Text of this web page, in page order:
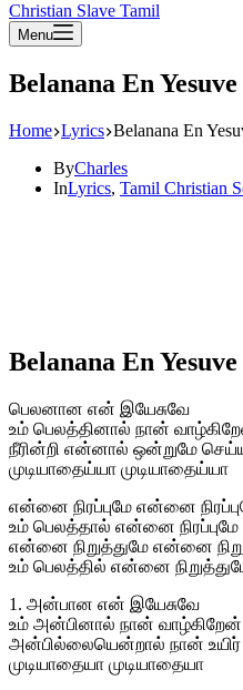
Christian Slave Tamil
Menu
Belanana En
Home Lyrics Belanana En
ByCharles
InLyrics, Tamil Christian
Belanana En
பெலனான என் இயேசுவே
உம் பெலத்தினால் நான்
நீரின்றி என்னால் ஒன்றுமே
முடியாதைய்யா முடியாதைய்யா
என்னை நிரப்புமே என்னை
உம் பெலத்தால் என்னை நிரப்புமே
என்னை நிறுத்துமே என்னை
உம் பெலத்தில் என்னை
1. அன்பான என் இயேசுவே
உம் அன்பினால் நான் வாழ்கிறேன்
அன்பில்லையென்றால் நான் உயிர்
முடியாதையா முடியாதையா